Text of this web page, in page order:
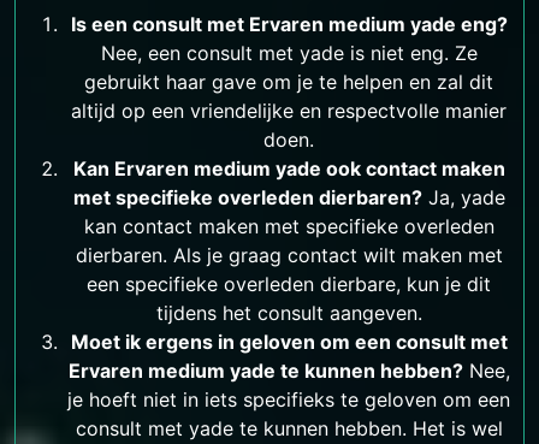
Is een consult met Ervaren medium yade eng?
Nee, een consult met yade is niet eng. Ze
gebruikt haar gave om je te helpen en zal dit
altijd op een vriendelijke en respectvolle manier
doen.
Kan Ervaren medium yade ook contact maken
met specifieke overleden dierbaren?Ja, yade
kan contact maken met specifieke overleden
dierbaren. Als je graag contact wilt maken met
een specifieke overleden dierbare, kun je dit
tijdens het consult aangeven.
Moet ik ergens in geloven om een consult met
Ervaren medium yade te kunnen hebben?Nee,
je hoeft niet in iets specifieks te geloven om een
consult met yade te kunnen hebben. Het is wel